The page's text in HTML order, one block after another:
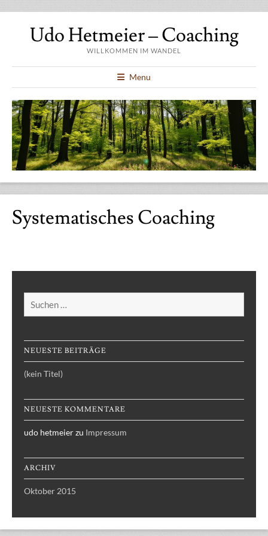
Udo Hetmeier – Coaching
WILLKOMMEN IM WANDEL
Menu
Systematisches Coaching
Suchen
nach:
NEUESTE BEITRÄGE
(kein Titel)
NEUESTE KOMMENTARE
udo hetmeierzu Impressum
ARCHIV
Oktober 2015